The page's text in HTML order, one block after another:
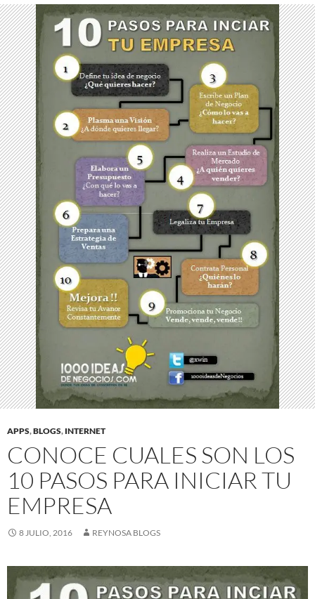
APPS,BLOGS, INTERNET
CONOCE CUALES SON LOS
10 PASOS PARA INICIAR TU
EMPRESA
8 JULIO, 2016 REYNOSA BLOGS